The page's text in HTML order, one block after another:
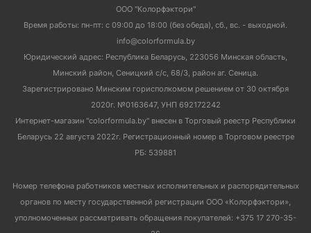
ООО "Колорфэктори"
Время работы: пн-пт: с 09:00 до 18:00 (без обеда), сб., вс. - выходной.
info@colorformula.by
Юридический адрес: Республика Беларусь, 223056 Минская область,
Минский район, Сеницкий с/с, 68/3, район аг. Сеница.
Зарегистрировано Минским горисполкомом решением от 30 октября
2020г. №0163647, УНП 692172242
Интернет-магазин "colorformula.by" внесен в Торговый реестр Республики
Беларусь 22 августа 2022г. Регистрационный номер в Торговом реестре
РБ: 539881
Номер телефона работников местных исполнительных и распорядительных
органов по месту государственной регистрации ООО «Колорфэктори»,
уполномоченных рассматривать обращения покупателей: +375 17 270-35-